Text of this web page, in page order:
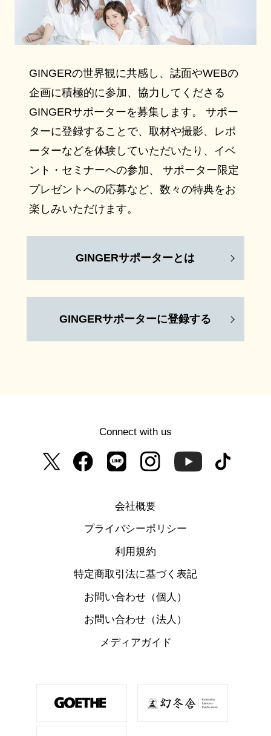
GINGERの世界観に共感し、誌面やWEBの
企画に積極的に参加、協力してくださる
GINGERサポーターを募集します。 サポー
ターに登録することで、取材や撮影、レポ
ーターなどを体験していただいたり、イベ
ント・セミナーへの参加、 サポーター限定
プレゼントへの応募など、数々の特典をお
楽しみいただけます。
GINGERサポーターとは
GINGERサポーターに登録する
Connect with us
会社概要
プライバシーポリシー
利用規約
特定商取引法に基づく表記
お問い合わせ（個人）
お問い合わせ（法人）
メディアガイド